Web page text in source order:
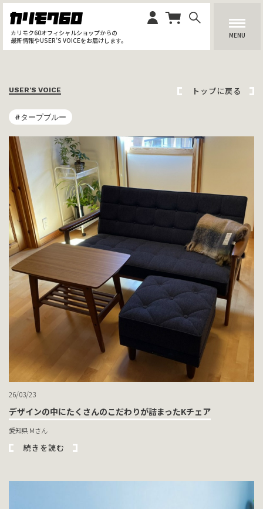
カリモク60オフィシャルショップからの
最新情報やUSER’S VOICEをお届けします。
MENU
USER'S VOICE トップに戻る
#タープブルー
26/03/23
デザインの中にたくさんのこだわりが詰まったKチェア
愛知県 Mさん
続きを読む